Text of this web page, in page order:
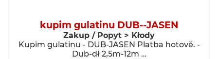
kupim gulatinu DUB--JASEN
Zakup / Popyt > Kłody
Kupim gulatinu - DUB-JASEN Platba hotově. -
Dub-dł 2,5m-12m …